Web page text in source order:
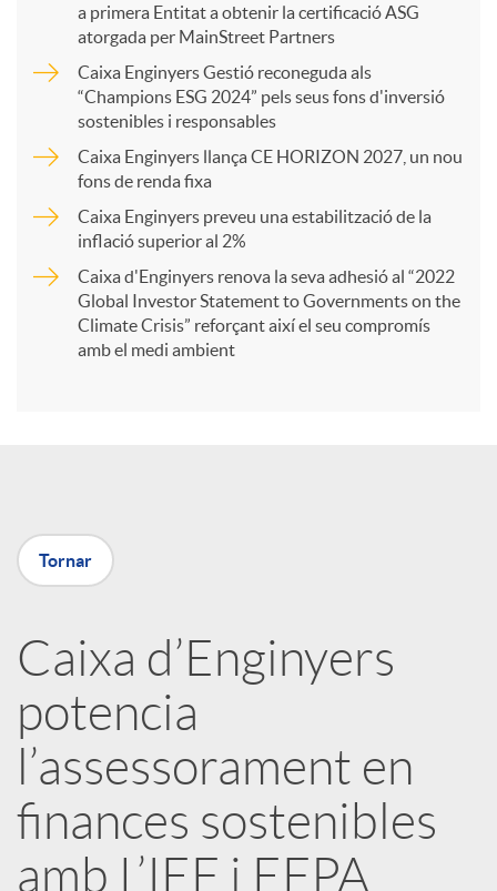
r
X
a
r
x
e
a primera Entitat a obtenir la certificació ASG
atorgada per MainStreet Partners
Caixa Enginyers Gestió reconeguda als
“Champions ESG 2024” pels seus fons d'inversió
sostenibles i responsables
Caixa Enginyers llança CE HORIZON 2027, un nou
fons de renda fixa
Caixa Enginyers preveu una estabilització de la
inflació superior al 2%
Caixa d'Enginyers renova la seva adhesió al “2022
Global Investor Statement to Governments on the
Climate Crisis” reforçant així el seu compromís
amb el medi ambient
Tornar
Caixa d’Enginyers
potencia
l’assessorament en
finances sostenibles
amb L’IEF i EFPA